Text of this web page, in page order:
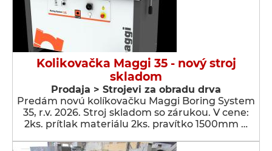
Kolikovačka Maggi 35 - nový stroj
skladom
Prodaja > Strojevi za obradu drva
Predám novú kolíkovačku Maggi Boring System
35, r.v. 2026. Stroj skladom so zárukou. V cene:
2ks. prítlak materiálu 2ks. pravítko 1500mm …